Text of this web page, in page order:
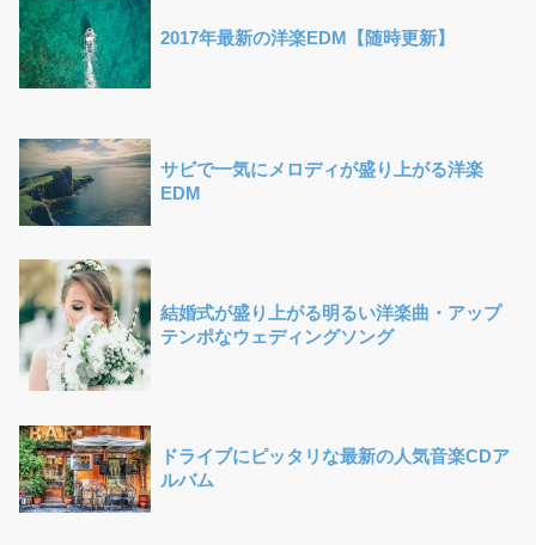
2017年最新の洋楽EDM【随時更新】
サビで一気にメロディが盛り上がる洋楽
EDM
結婚式が盛り上がる明るい洋楽曲・アップ
テンポなウェディングソング
ドライブにピッタリな最新の人気音楽CDア
ルバム